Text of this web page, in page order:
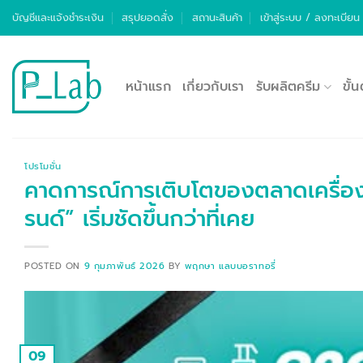
ข้าม
เนื้อหา
บัญชีและแจ้งชำระเงิน สรุปยอดสั่ง สถานะสินค้า เข้าสู่ระบบ / ลงทะเบียน
หน้าแรก เกี่ยวกับเรา รับผลิตครีม ขั้น
โปรโมชั่น
คาดการณ์การเติบโตของตลาดเครื่
รนด์” เริ่มชัดขึ้นกว่าที่เคย
POSTED ON 9 กุมภาพันธ์ 2026 BY พฤกษา แลบบอราทอรี่
09